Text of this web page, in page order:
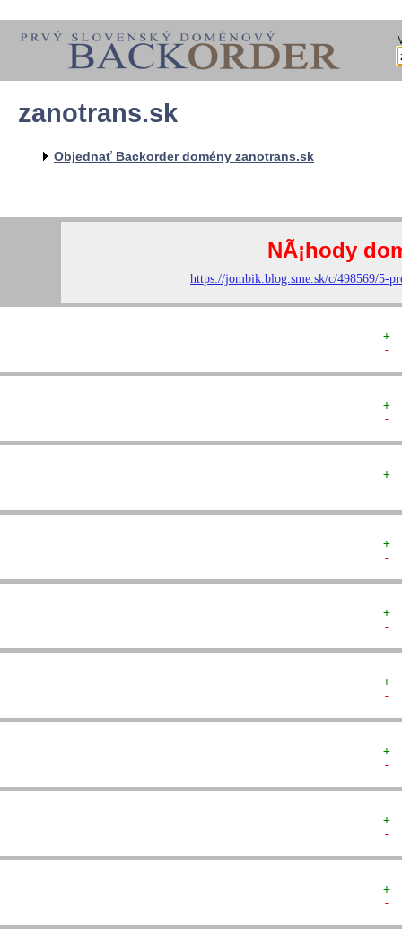
zanotrans.sk
Objednať Backorder domény zanotrans.sk
+
-
+
-
+
-
+
-
+
-
+
-
+
-
+
-
+
-